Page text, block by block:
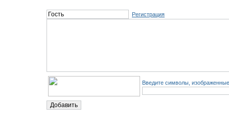
Регистрация
Введите символы,